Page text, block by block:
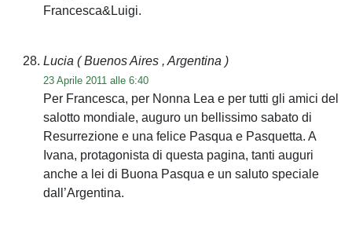
Francesca&Luigi.
Lucia ( Buenos Aires , Argentina )
23 Aprile 2011 alle 6:40
Per Francesca, per Nonna Lea e per tutti gli amici del
salotto mondiale, auguro un bellissimo sabato di
Resurrezione e una felice Pasqua e Pasquetta. A
Ivana, protagonista di questa pagina, tanti auguri
anche a lei di Buona Pasqua e un saluto speciale
dall’Argentina.